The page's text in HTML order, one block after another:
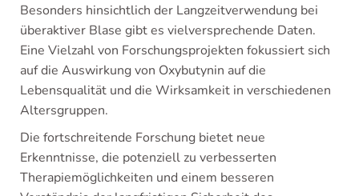
Besonders hinsichtlich der Langzeitverwendung bei
überaktiver Blase gibt es vielversprechende Daten.
Eine Vielzahl von Forschungsprojekten fokussiert sich
auf die Auswirkung von Oxybutynin auf die
Lebensqualität und die Wirksamkeit in verschiedenen
Altersgruppen.
Die fortschreitende Forschung bietet neue
Erkenntnisse, die potenziell zu verbesserten
Therapiemöglichkeiten und einem besseren